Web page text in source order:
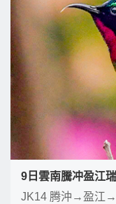
JK14 腾沖→盈江